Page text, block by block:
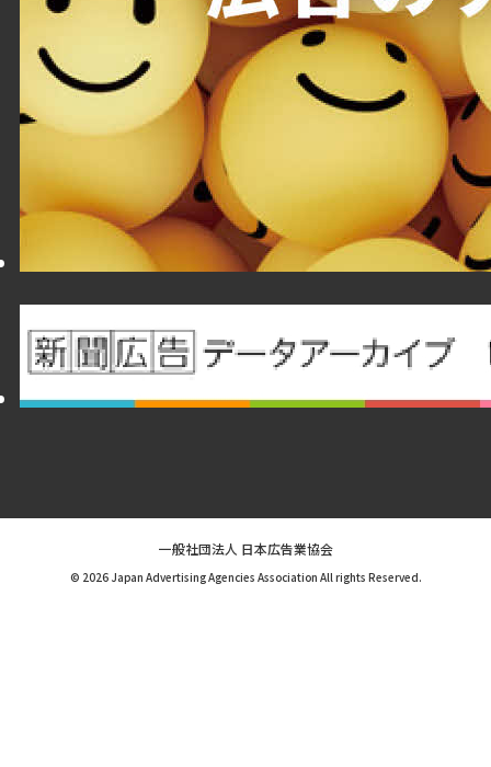
一般社団法人 日本広告業協会
© 2026 Japan Advertising Agencies Association All rights Reserved.